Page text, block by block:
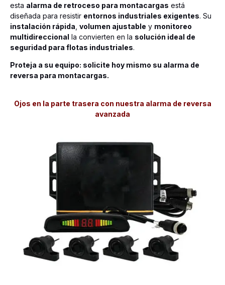
esta alarma de retroceso para montacargas está
diseñada para resistir entornos industriales exigentes. Su
instalación rápida volumen ajustable y monitoreo
multidireccional la convierten en la solución ideal de
seguridad para flotas industriales.
Proteja a su equipo: solicite hoy mismo su alarma de
reversa para montacargas.
Ojos en la parte trasera con nuestra alarma de reversa
avanzada